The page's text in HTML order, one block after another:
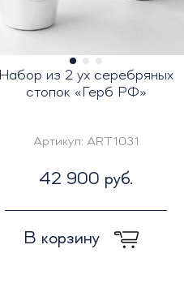
Набор из 2 ух серебряных
стопок «Герб РФ»
Артикул: ART1031
42 900 руб.
В корзину